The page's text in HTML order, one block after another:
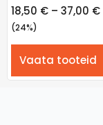
18,50 € – 37,00 €
(24%)
Vaata tooteid